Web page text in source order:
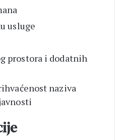
usluge
prostora i dodatnih
naziva